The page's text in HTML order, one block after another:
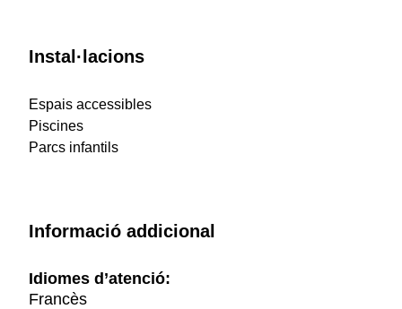
Instal·lacions
Espais accessibles
Piscines
Parcs infantils
Informació addicional
Idiomes d’atenció:
Francès